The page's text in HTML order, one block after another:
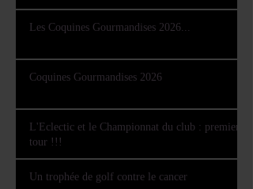
Les Coquines Gourmandises 2026...
Coquines Gourmandises 2026
L'Eclectic et le Championnat du club : premier
tour !!!
Un trophée de golf contre le cancer